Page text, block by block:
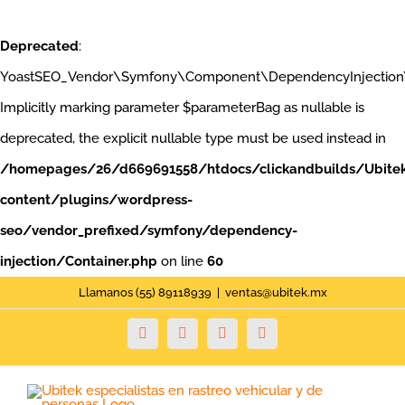
Deprecated:
Implicitly marking parameter $parameterBag as nullable is
deprecated, the explicit nullable type must be used instead in
/homepages/26/d669691558/htdocs/clickandbuilds/
content/plugins/wordpress-
seo/vendor_prefixed/symfony/dependency-
injection/Container.php on line 60
Llamanos (55) 89118939 ventas@ubitek.mx
FacebookTwitterYouTubeInstagram